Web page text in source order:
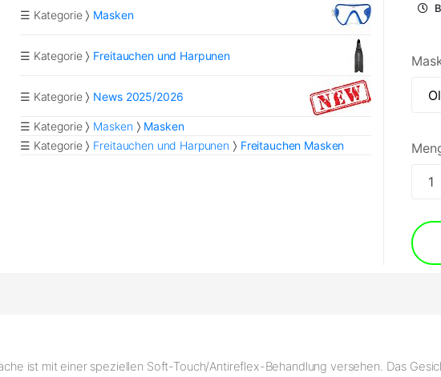
☰ Kategorie Masken
☰ Kategorie Freitauchen und Harpunen
☰ Kategorie News 2025/2026
☰ Kategorie Masken
Masken
☰ Kategorie
Freitauchen und Harpunen Freitauchen Masken
ist mit einer speziellen Soft-Touch/Antireflex-Behandlung versehen. Das